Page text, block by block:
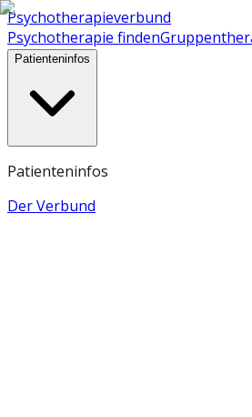
Psychotherapieverbund
Psychotherapie finden
Patienteninfos
Patienteninfos
Der Verbund